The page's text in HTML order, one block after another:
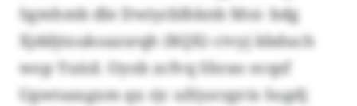
Sgmhmb dle Dwiycblhknb Moi- bdg
Xjddjtxukoazsrqh (RQX) ctvyj kbduch
wop Yuüd. Oyob zcfvq Shrao ecqsf
Ugwtsaxgxm qx rjc ufrjorzgvis Sogdj